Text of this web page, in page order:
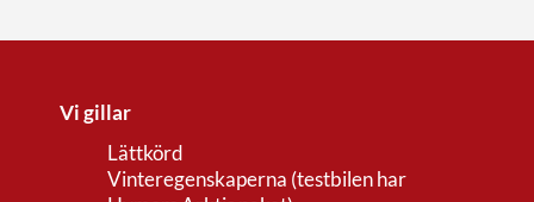
Vi gillar
Lättkörd
Vinteregenskaperna (testbilen har